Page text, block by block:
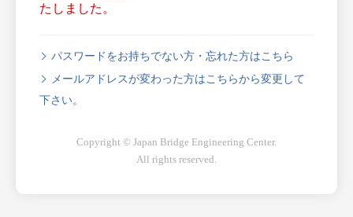
たしました。
パスワードをお持ちでない方・忘れた方はこちら
メールアドレスが変わった方はこちらから変更して
下さい。
Copyright © Japan Bridge Engineering Center.
All rights reserved.